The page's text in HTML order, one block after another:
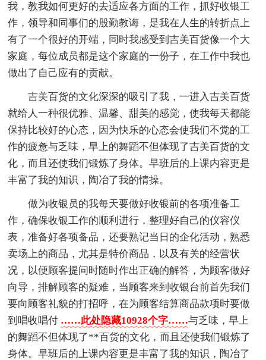
我，教我如何更好的去适应各方面的工作，抓好收银工
作，领导和同事们的殷勤教诲，是我在人生的转折点上
有了一个很好的开端，同时我感受到吉美百货像一个大
家庭，每位成员都是这个家庭的一份子，在工作中我也
做出了自己应有的贡献。
吉美百货的文化深深的吸引了我，一进入吉美百货
就给人一种很优雅、温馨、甜美的感觉，使我每天都能
保持比较好的心态，因为快乐的心态会使我们不觉的工
作的疲惫与乏味，早上的舞蹈不但体现了吉美百货的文
化，而且还使我们锻炼了身体。早班后的上课内容更是
丰富了我的知识，陶冶了我的情操。
做为收银员的我每天要做好收银前的各项准备工
作，确保收银工作的顺利进行，整理好自己的仪容仪
表，准备好各项备品，还要熟记当日的企化活动，熟悉
卖场上的商品，尤其是特价商品，以及有关的经营状
况，以便顾客提问时随时作出正确的解答，为顾客做好
向导，排解顾客的疑难，当顾客来到收银台前首先我们
要向顾客礼貌的打招呼，在为顾客结算商品款项时要做
到唱收唱付 ……此处隐藏10928个字……与乏味，早上
的舞蹈不但体现了**百货的文化，而且还使我们锻炼了
身体。早班后的上课内容更是丰富了我的知识，陶冶了